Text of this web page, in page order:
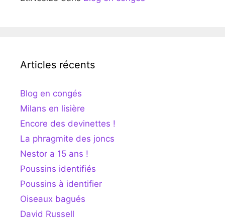
Articles récents
Blog en congés
Milans en lisière
Encore des devinettes !
La phragmite des joncs
Nestor a 15 ans !
Poussins identifiés
Poussins à identifier
Oiseaux bagués
David Russell